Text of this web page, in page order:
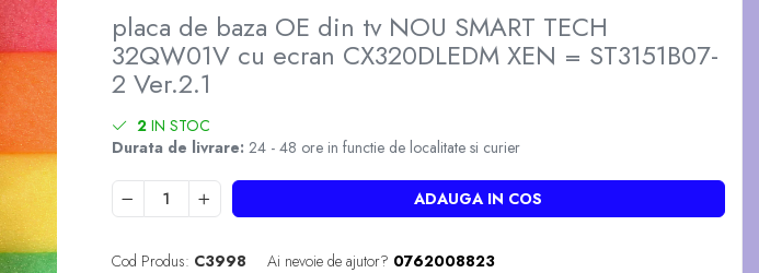
placa de baza OE din tv NOU SMART TECH
32QW01V cu ecran CX320DLEDM XEN = ST3151B07-
2 Ver.2.1
2IN STOC
Durata de livrare: 24 - 48 ore in functie de localitate si curier
ADAUGA IN COS
Cod Produs: C3998 Ai nevoie de ajutor? 0762008823